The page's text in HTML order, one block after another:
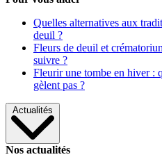
Quelles alternatives aux
deuil ?
Fleurs de deuil et
suivre ?
Fleurir une tombe en hiver :
gèlent pas ?
Actualités
Nos actualités